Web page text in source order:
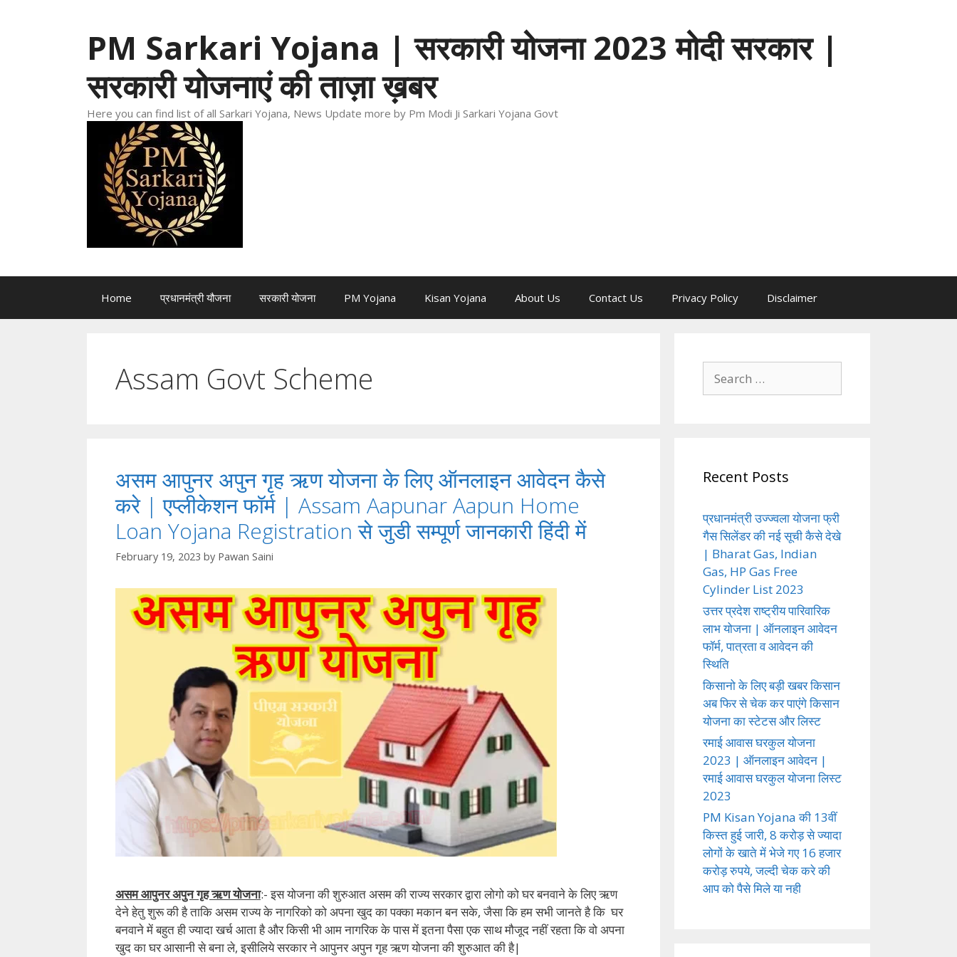
PM Sarkari Yojana | सरकारी योजना 2023 मोदी सरकार |
सरकारी योजनाएं की ताज़ा ख़बर
Here you can find list of all Sarkari Yojana, News Update more by Pm Modi Ji Sarkari Yojana Govt
Home प्रधानमंत्री यौजना सरकारी योजना PM Yojana Kisan Yojana About Us Contact Us Privacy Policy Disclaimer
Assam Govt Scheme
असम आपुनर अपुन गृह ऋण योजना के लिए ऑनलाइन आवेदन कैसे
करे | एप्लीकेशन फॉर्म | Assam Aapunar Aapun Home
Loan Yojana Registration से जुडी सम्पूर्ण जानकारी हिंदी में
February 19, 2023 by Pawan Saini
असम आपुनर अपुन गृह ऋण योजना:- इस योजना की शुरुआत असम की राज्य सरकार द्वारा लोगो को घर बनवाने के लिए ऋण
देने हेतु शुरू की है ताकि असम राज्य के नागरिको को अपना खुद का पक्का मकान बन सके, जैसा कि हम सभी जानते है कि घर
बनवाने में बहुत ही ज्यादा खर्च आता है और किसी भी आम नागरिक के पास में इतना पैसा एक साथ मौजूद नहीं रहता कि वो अपना
खुद का घर आसानी से बना ले, इसीलिये सरकार ने आपुनर अपुन गृह ऋण योजना की शुरुआत की है|
for:
Recent Posts
प्रधानमंत्री उज्ज्वला योजना फ्री
गैस सिलेंडर की नई सूची कैसे देखे
| Bharat Gas, Indian
Gas, HP Gas Free
Cylinder List 2023
उत्तर प्रदेश राष्ट्रीय पारिवारिक
लाभ योजना | ऑनलाइन आवेदन
फॉर्म, पात्रता व आवेदन की
स्थिति
किसानो के लिए बड़ी खबर किसान
अब फिर से चेक कर पाएंगे किसान
योजना का स्टेटस और लिस्ट
रमाई आवास घरकुल योजना
2023 | ऑनलाइन आवेदन |
रमाई आवास घरकुल योजना लिस्ट
2023
PM Kisan Yojana की 13वीं
किस्त हुई जारी, 8 करोड़ से ज्यादा
लोगों के खाते में भेजे गए 16 हजार
करोड़ रुपये, जल्दी चेक करे की
आप को पैसे मिले या नही